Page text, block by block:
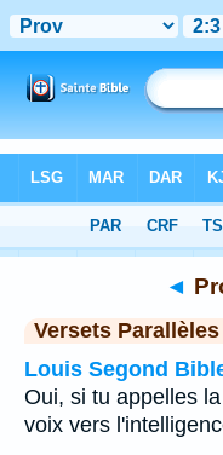
Chapitre 2> Verset 3
◄
Versets Parallèles
Louis Segond
Oui, si tu appelles
voix vers